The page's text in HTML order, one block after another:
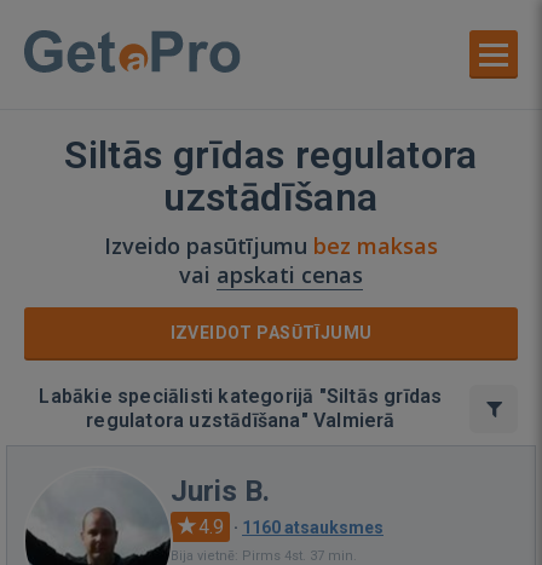
Siltās grīdas regulatora
uzstādīšana
Izveido pasūtījumu bez maksas
vai apskati cenas
IZVEIDOT PASŪTĪJUMU
Labākie speciālisti kategorijā "Siltās grīdas
regulatora uzstādīšana" Valmierā
Juris B.
4.9 · 1160 atsauksmes
Bija vietnē: Pirms 4st. 37 min.